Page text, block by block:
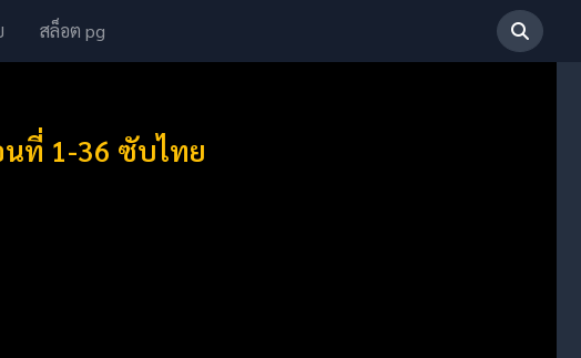
สล็อต pg
นที่ 1-36 ซับไทย